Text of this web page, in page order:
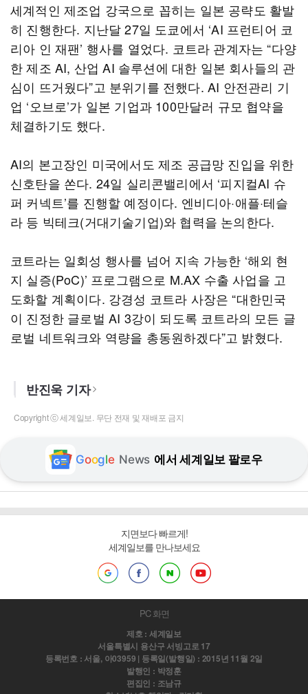
세계적인 제조업 강국으로 꼽히는 일본 공략도 활발
히 진행한다. 지난달 27일 도쿄에서 ‘AI 프런티어 코
리아 인 재팬’ 행사를 열었다. 코트라 관계자는 “다양
한 제조 AI, 산업 AI 솔루션에 대한 일본 회사들의 관
심이 뜨거웠다”고 분위기를 전했다. AI 안전관리 기
업 ‘오브로’가 일본 기업과 100만달러 규모 협약을
체결하기도 했다.
AI의 본고장인 미국에서도 제조 공급망 진입을 위한
신호탄을 쏜다. 24일 실리콘밸리에서 ‘피지컬AI 슈
퍼 커넥트’를 진행할 예정이다. 엔비디아·애플·테슬
라 등 빅테크(거대기술기업)와 협력을 논의한다.
코트라는 일회성 행사를 넘어 지속 가능한 ‘해외 현
지 실증(PoC)’ 프로그램으로 M.AX 수출 사업을 고
도화할 계획이다. 강경성 코트라 사장은 “대한민국
이 진정한 글로벌 AI 3강이 되도록 코트라의 모든 글
로벌 네트워크와 역량을 총동원하겠다”고 밝혔다.
반진욱 기자
Copyright ⓒ 세계일보. 무단 전재 및 재배포 금지
Google News 에서 세계일보 팔로우
지면보다 빠르게!
세계일보를 만나보세요
PC 화면
제호 : 세계일보
서울특별시 용산구 서빙고로 17
등록번호 : 서울, 아03959 | 등록일(발행일) : 2015년 11월 2일
발행인 : 박정훈
편집인 : 조남규